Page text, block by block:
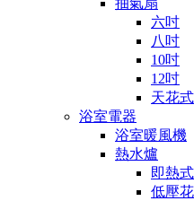
六吋
八吋
10吋
12吋
天花式
浴室電器
浴室暖風機
熱水爐
即熱式
低壓